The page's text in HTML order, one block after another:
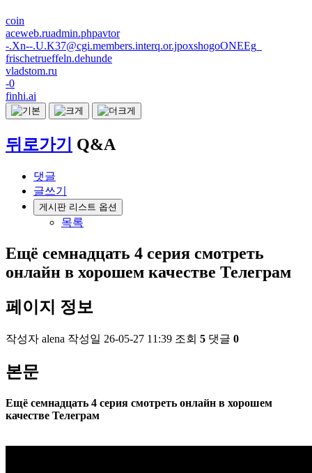
coin
aceweb.ruadmin.phpavtor
-.Xn--.U.K37@cgi.members.interq.or.jpoxshogoONEEg_
frischetrueffeln.dehunde
vladstom.ru
-0
finhi.ai
뒤로가기 Q&A
댓글
글쓰기
게시판 리스트 옵션
목록
Ещё семнадцать 4 серия смотреть
онлайн в хорошем качестве Телеграм
페이지 정보
작성자 alena 작성일 26-05-27 11:39 조회 5 댓글 0
본문
Ещё семнадцать 4 серия смотреть онлайн в хорошем
качестве Телеграм